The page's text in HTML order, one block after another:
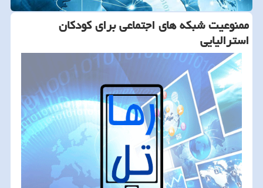
ممنوعیت شبکه های اجتماعی برای کودکان
استرالیایی